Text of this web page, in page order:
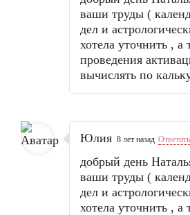
ваши труды (
дел и
хотела уточнить , а
проведения
вычислять по
Юлия 8 лет назад Ответить
добрый день
ваши труды (
дел и
хотела уточнить , а